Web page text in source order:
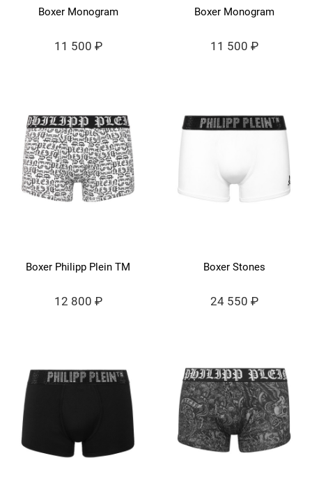
Boxer Monogram
11 500 ₽
Boxer Monogram
11 500 ₽
Boxer Philipp Plein TM
12 800 ₽
Boxer Stones
24 550 ₽